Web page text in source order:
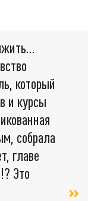
который
и курсы
собрала
главе
Это